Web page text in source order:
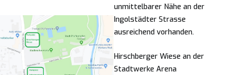
unmittelbarer Nähe an der
Ingolstädter Strasse
ausreichend vorhanden.
Hirschberger Wiese an der
Stadtwerke Arena